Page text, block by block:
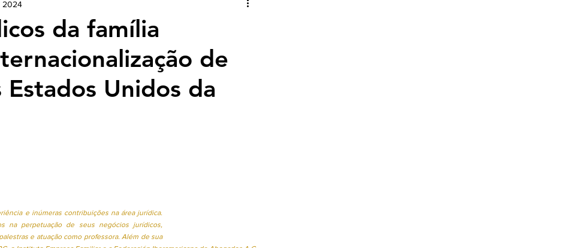
e sucessões
e democracia
Constitucional
da família
de
Unidos da
2024
e inúmeras contribuições na área jurídica.
na perpetuação de seus negócios jurídicos,
e atuação como professora. Além de sua